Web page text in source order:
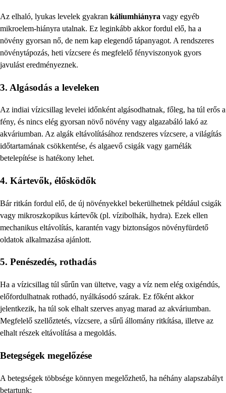
Az elhaló, lyukas levelek gyakran káliumhiányra vagy egyéb
mikroelem-hiányra utalnak. Ez leginkább akkor fordul elő, ha a
növény gyorsan nő, de nem kap elegendő tápanyagot. A rendszeres
növénytápozás, heti vízcsere és megfelelő fényviszonyok gyors
javulást eredményeznek.
3. Algásodás a leveleken
Az indiai vízicsillag levelei időnként algásodhatnak, főleg, ha túl erős a
fény, és nincs elég gyorsan növő növény vagy algazabáló lakó az
akváriumban. Az algák eltávolításához rendszeres vízcsere, a világítás
időtartamának csökkentése, és algaevő csigák vagy garnélák
betelepítése is hatékony lehet.
4. Kártevők, élősködők
Bár ritkán fordul elő, de új növényekkel bekerülhetnek például csigák
vagy mikroszkopikus kártevők (pl. vízibolhák, hydra). Ezek ellen
mechanikus eltávolítás, karantén vagy biztonságos növényfürdető
oldatok alkalmazása ajánlott.
5. Penészedés, rothadás
Ha a vízicsillag túl sűrűn van ültetve, vagy a víz nem elég oxigéndús,
előfordulhatnak rothadó, nyálkásodó szárak. Ez főként akkor
jelentkezik, ha túl sok elhalt szerves anyag marad az akváriumban.
Megfelelő szellőztetés, vízcsere, a sűrű állomány ritkítása, illetve az
elhalt részek eltávolítása a megoldás.
Betegségek megelőzése
A betegségek többsége könnyen megelőzhető, ha néhány alapszabályt
betartunk: